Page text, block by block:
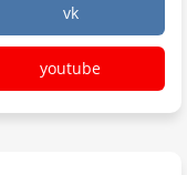
vk
youtube